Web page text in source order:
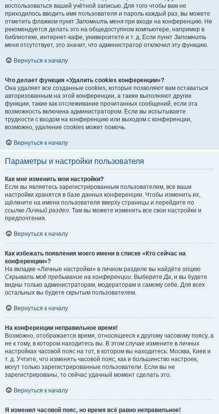
воспользоваться вашей учётной записью. Для того чтобы вам не
приходилось вводить имя пользователя и пароль каждый раз, вы можете
отметить флажком пункт Запомнить меня при входе на конференцию. Не
рекомендуется делать это на общедоступном компьютере, например в
библиотеке, интернет-кафе, университете и т. д. Если пункт Запомнить
меня отсутствует, это значит, что администратор отключил эту функцию.
Вернуться к началу
Что делает функция «Удалить cookies конференции»?
Она удаляет все созданные cookies, которые позволяют вам оставаться
авторизованным на этой конференции, а также выполняют другие
функции, такие как отслеживание прочитанных сообщений, если эта
возможность включена администратором. Если вы испытываете
трудности с входом на конференцию или выходом с конференции,
возможно, удаление cookies может помочь.
Вернуться к началу
Параметры и настройки пользователя
Как мне изменить мои настройки?
Если вы являетесь зарегистрированным пользователем, все ваши
настройки хранятся в базе данных конференции. Чтобы изменить их,
щёлкните на имени пользователя вверху страницы и перейдите по
ссылкеЛичный раздел. Там вы можете изменить все свои настройки и
предпочтения.
Вернуться к началу
Как избежать появления моего имени в списке «Кто сейчас на
конференции»?
На вкладке «Личные настройки» в личном разделе вы найдёте опцию
Скрывать моё пребывание на конференции. ВыберитеДа, и вы будете
видны только администраторам, модераторам и самому себе. Для всех
остальных вы будете скрытым пользователем.
Вернуться к началу
На конференции неправильное время!
Возможно, отображается время, относящееся к другому часовому поясу, а
не к тому, в котором находитесь вы. В этом случае измените в личных
настройках часовой пояс на тот, в котором вы находитесь: Москва, Киев и
т. д. Учтите, что изменять часовой пояс, как и большинство настроек,
могут только зарегистрированные пользователи. Если вы не
зарегистрированы, то сейчас удачный момент сделать это.
Вернуться к началу
Я изменил часовой пояс, но время всё равно неправильное!